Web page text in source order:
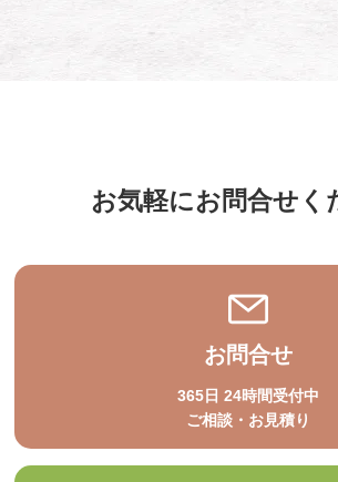
お気軽にお問合せく
お問合せ
365日 24時間受付中
ご相談・お見積り